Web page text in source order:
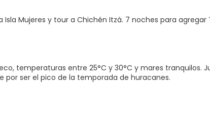
Mujeres y tour a Chichén Itzá. 7 noches para
temperaturas entre 25°C y 30°C y mares tranquilos.
ser el pico de la temporada de huracanes.